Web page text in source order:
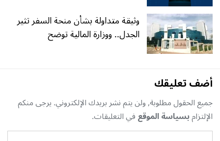
وثيقة متداولة بشأن منحة السفر تثير
الجدل.. ووزارة المالية توضح
أضف تعليقك
جميع الحقول مطلوبة, ولن يتم نشر بريدك الإلكتروني. يرجى منكم
الإلتزامبسياسة الموقعفي التعليقات.